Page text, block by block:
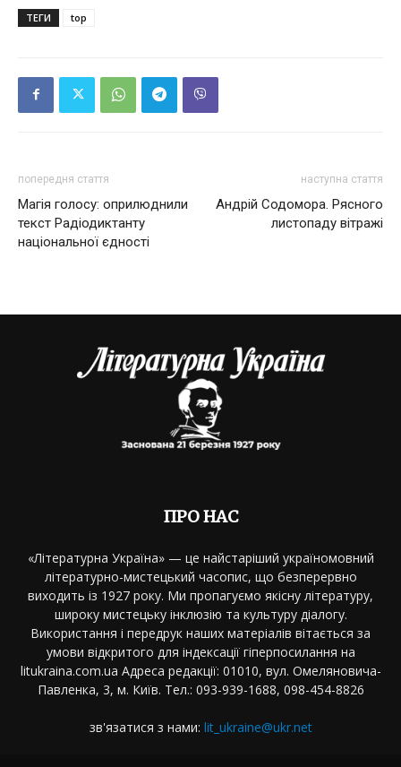
ТЕГИ top
попередня стаття
Магія голосу: оприлюднили
текст Радіодиктанту
національної єдності
наступна стаття
Андрій Содомора. Рясного
листопаду вітражі
ПРО НАС
«Літературна Україна» — це найстаріший україномовний
літературно-мистецький часопис, що безперервно
виходить із 1927 року. Ми пропагуємо якісну літературу,
широку мистецьку інклюзію та культуру діалогу.
Використання і передрук наших матеріалів вітається за
умови відкритого для індексації гіперпосилання на
litukraina.com.ua Адреса редакції: 01010, вул. Омеляновича-
Павленка, 3, м. Київ. Тел.: 093-939-1688, 098-454-8826
зв'язатися з нами: lit_ukraine@ukr.net